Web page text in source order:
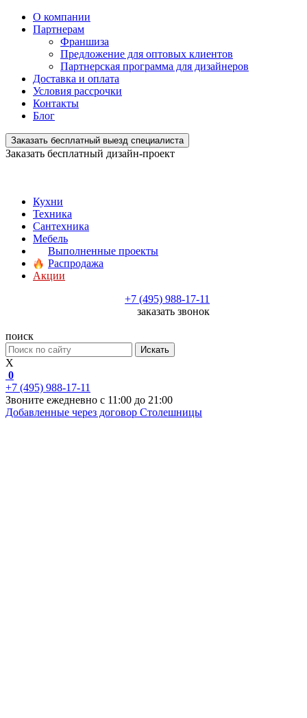
О компании
Партнерам
Франшиза
Предложение для оптовых клиентов
Партнерская программа для дизайнеров
Доставка и оплата
Условия рассрочки
Контакты
Блог
Заказать бесплатный выезд специалиста
Заказать бесплатный дизайн-проект
Кухни
Техника
Сантехника
Мебель
Выполненные проекты
Распродажа
Акции
+7 (495) 988-17-11
заказать звонок
поиск
Искать
X
0
+7 (495) 988-17-11
Звоните ежедневно с 11:00 до 21:00
Добавленные через договор Столешницы